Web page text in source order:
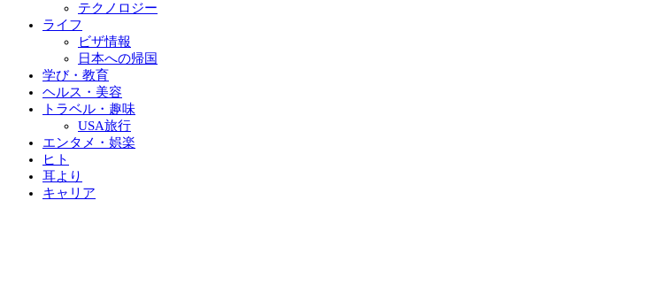
テクノロジー
ライフ
ビザ情報
日本への帰国
学び・教育
ヘルス・美容
トラベル・趣味
USA旅行
エンタメ・娯楽
ヒト
耳より
キャリア